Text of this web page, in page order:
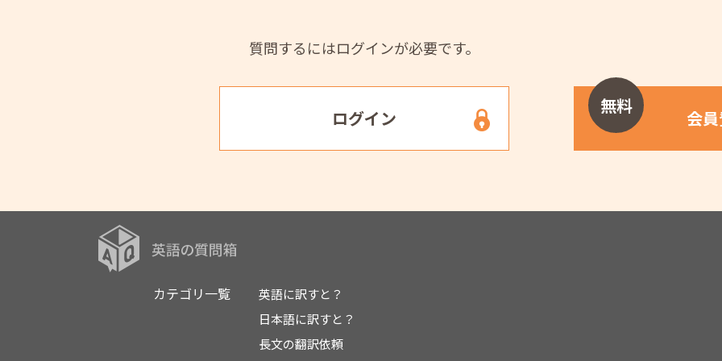
質問するにはログインが必要です。
ログイン
無料
会
カテゴリ一覧
英語に訳すと？
日本語に訳すと？
長文の翻訳依頼